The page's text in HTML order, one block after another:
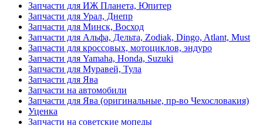
Запчасти для ИЖ Планета, Юпитер
Запчасти для Урал, Днепр
Запчасти для Минск, Восход
Запчасти для Альфа, Дельта, Zodiak, Dingo, Atlant, Must
Запчасти для кроссовых, мотоциклов, эндуро
Запчасти для Yamaha, Honda, Suzuki
Запчасти для Муравей, Тула
Запчасти для Ява
Запчасти на автомобили
Запчасти для Ява (оригинальные, пр-во Чехословакия)
Уценка
Запчасти на советские мопеды